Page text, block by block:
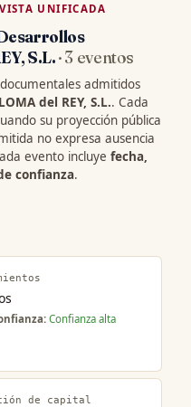
UNIFICADA
S.L.· 3 eventos
admitidos
del REY, S.L.. Cada
su proyección pública
no expresa ausencia
evento incluye fecha,
confianza.
Confianza alta
de capital